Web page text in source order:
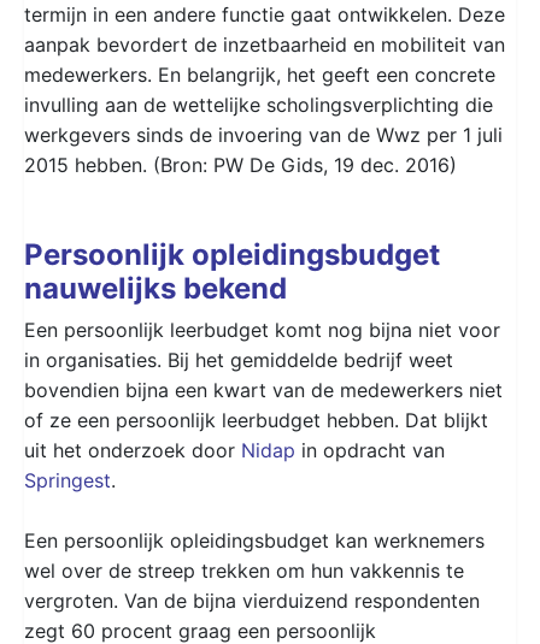
termijn in een andere functie gaat ontwikkelen. Deze
aanpak bevordert de inzetbaarheid en mobiliteit van
medewerkers. En belangrijk, het geeft een concrete
invulling aan de wettelijke scholingsverplichting die
werkgevers sinds de invoering van de Wwz per 1 juli
2015 hebben. (Bron: PW De Gids, 19 dec. 2016)
Persoonlijk opleidingsbudget
nauwelijks bekend
Een persoonlijk leerbudget komt nog bijna niet voor
in organisaties. Bij het gemiddelde bedrijf weet
bovendien bijna een kwart van de medewerkers niet
of ze een persoonlijk leerbudget hebben. Dat blijkt
uit het onderzoek door Nidap in opdracht van
Springest.
Een persoonlijk opleidingsbudget kan werknemers
wel over de streep trekken om hun vakkennis te
vergroten. Van de bijna vierduizend respondenten
zegt 60 procent graag een persoonlijk